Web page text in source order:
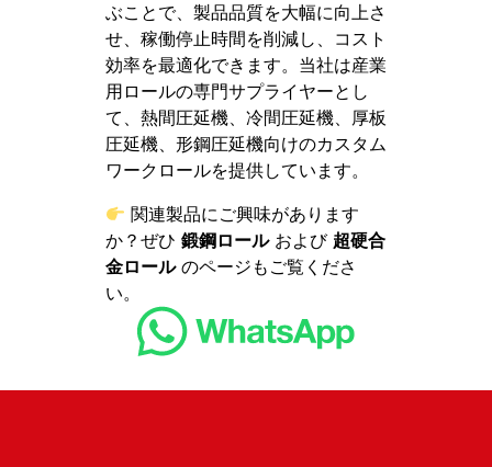
ぶことで、製品品質を大幅に向上さ
せ、稼働停止時間を削減し、コスト
効率を最適化できます。当社は産業
用ロールの専門サプライヤーとし
て、熱間圧延機、冷間圧延機、厚板
圧延機、形鋼圧延機向けのカスタム
ワークロールを提供しています。
関連製品にご興味があります
か？ぜひ 鍛鋼ロールおよび 超硬合
金ロールのページもご覧くださ
い。